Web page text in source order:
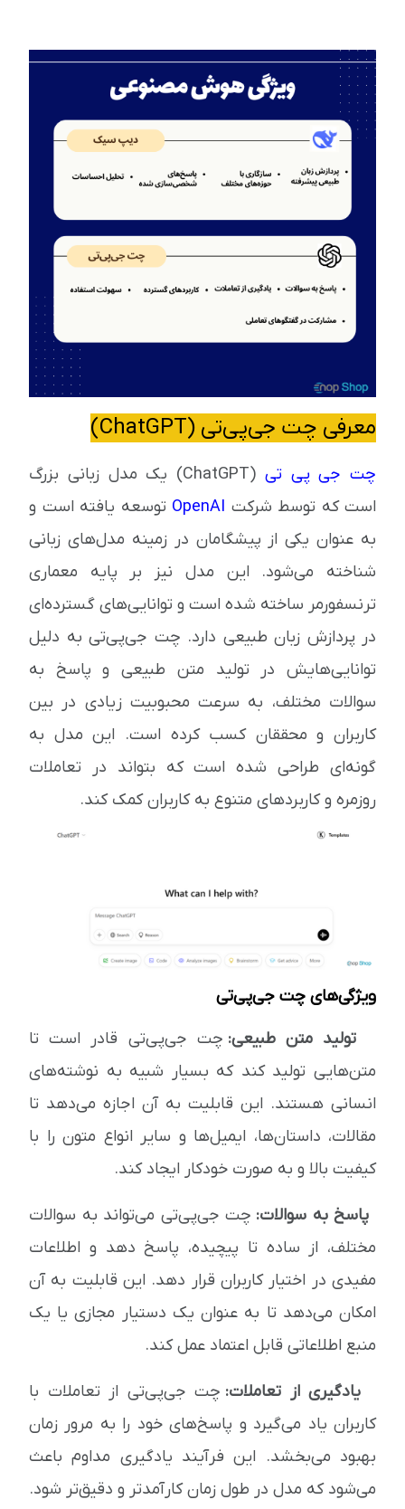
معرفی چت جی‌پی‌تی (ChatGPT)
چت جی‌ پی‌ تی
(ChatGPT) یک مدل زبانی بزرگ
است که توسط شرکت OpenAI توسعه یافته است و
به عنوان یکی از پیشگامان در زمینه مدل‌های زبانی
شناخته می‌شود. این مدل نیز بر پایه معماری
ترنسفورمر ساخته شده است و توانایی‌های گسترده‌ای
در پردازش زبان طبیعی دارد. چت جی‌پی‌تی به دلیل
توانایی‌هایش در تولید متن طبیعی و پاسخ به
سوالات مختلف، به سرعت محبوبیت زیادی در بین
کاربران و محققان کسب کرده است. این مدل به
گونه‌ای طراحی شده است که بتواند در تعاملات
روزمره و کاربردهای متنوع به کاربران کمک کند.
ویژگی‌های چت جی‌پی‌تی
تولید متن طبیعی: چت جی‌پی‌تی قادر است تا
متن‌هایی تولید کند که بسیار شبیه به نوشته‌های
انسانی هستند. این قابلیت به آن اجازه می‌دهد تا
مقالات، داستان‌ها، ایمیل‌ها و سایر انواع متون را با
کیفیت بالا و به صورت خودکار ایجاد کند.
پاسخ به سوالات: چت جی‌پی‌تی می‌تواند به سوالات
مختلف، از ساده تا پیچیده، پاسخ دهد و اطلاعات
مفیدی در اختیار کاربران قرار دهد. این قابلیت به آن
امکان می‌دهد تا به عنوان یک دستیار مجازی یا یک
منبع اطلاعاتی قابل اعتماد عمل کند.
یادگیری از تعاملات: چت جی‌پی‌تی از تعاملات با
کاربران یاد می‌گیرد و پاسخ‌های خود را به مرور زمان
بهبود می‌بخشد. این فرآیند یادگیری مداوم باعث
می‌شود که مدل در طول زمان کارآمدتر و دقیق‌تر شود.